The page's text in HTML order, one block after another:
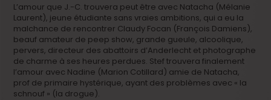
L’amour que J.-C. trouvera peut être avec Natacha (Mélanie
Laurent), jeune étudiante sans vraies ambitions, qui a eu la
malchance de rencontrer Claudy Focan (François Damiens),
beauf amateur de peep show, grande gueule, alcoolique,
pervers, directeur des abattoirs d’Anderlecht et photographe
de charme à ses heures perdues. Stef trouvera finalement
l’amour avec Nadine (Marion Cotillard) amie de Natacha,
prof de primaire hystérique, ayant des problèmes avec « la
schnouf » (la drogue).